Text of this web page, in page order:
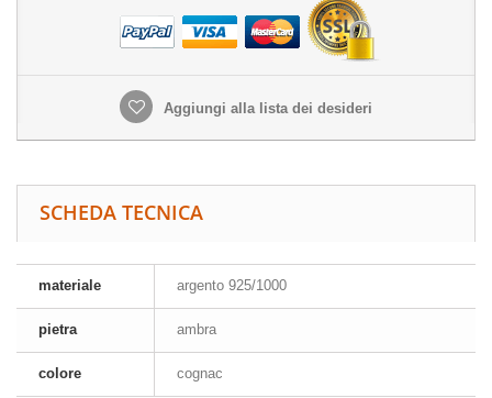
Aggiungi alla lista dei desideri
SCHEDA TECNICA
materiale argento 925/1000
pietra ambra
colore cognac